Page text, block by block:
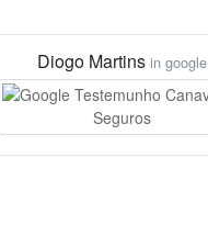
Diogo Martinsin google